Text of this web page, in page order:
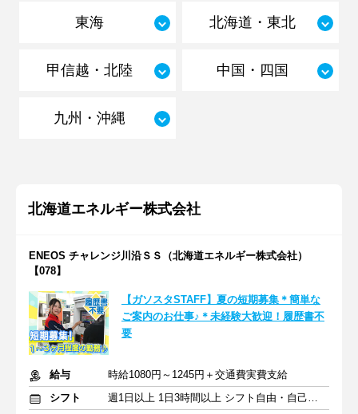
東海 北海道・東北
甲信越・北陸 中国・四国
九州・沖縄
北海道エネルギー株式会社
ENEOS チャレンジ川沿ＳＳ（北海道エネルギー株式会社）
【078】
【ガソスタSTAFF】夏の短期募集＊簡単な
ご案内のお仕事♪＊未経験大歓迎！履歴書不
要
給与
時給1080円～1245円＋交通費実費支給
シフト
週1日以上 1日3時間以上 シフト自由・自己申告